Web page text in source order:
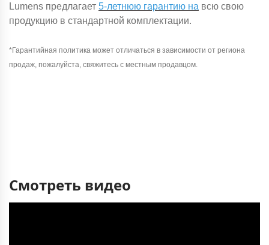
Lumens предлагает 5-летнюю гарантию на всю свою
продукцию в стандартной комплектации.
*Гарантийная политика может отличаться в зависимости от региона
продаж, пожалуйста, свяжитесь с местным продавцом.
Смотреть видео